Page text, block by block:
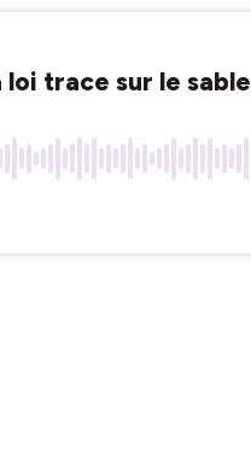
trace sur le sable